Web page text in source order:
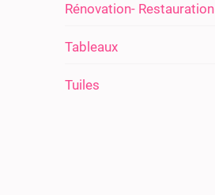
Rénovation- Restauration
Tableaux
Tuiles